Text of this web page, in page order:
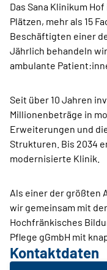
Das Sana Klinikum
Plätzen, mehr als 15
Beschäftigten einer
Jährlich behandeln
ambulante
Seit über 10 Jahren
Millionenbeträge in
Erweiterungen und
Strukturen. Bis 2034
modernisierte Klinik.
Als einer der größten
wir gemeinsam mit
Hochfränkisches
Pflege gGmbH mit
Kontaktdaten